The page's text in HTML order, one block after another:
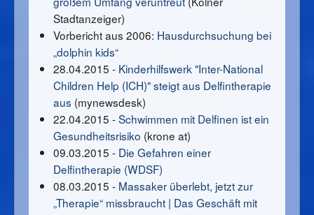
Stadtanzeiger)
Vorbericht aus 2006: Hausdurchsuchung bei
„dolphin kids“
28.04.2015 - Kinderhilfswerk "Inter-National
Children Help (ICH)" steigt aus Delfintherapie
aus (mynewsdesk)
22.04.2015 -Schwimmen mit Delfinen ist ein
Gesundheitsrisiko (krone at)
09.03.2015 - Die Gefahren einer
Delfintherapie (WDSF)
08.03.2015 - Massaker überlebt, jetzt zur
„Therapie“ missbraucht | Das Geschäft mit